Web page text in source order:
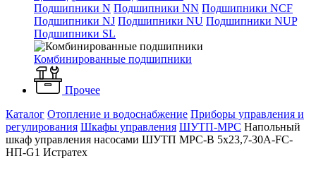
Подшипники N Подшипники NN Подшипники NCF
Подшипники NJ Подшипники NU Подшипники NUP
Подшипники SL
Комбинированные подшипники
Прочее
Каталог Отопление и водоснабжение Приборы управления и
регулирования Шкафы управления ШУТП-MPC Напольный
шкаф управления насосами ШУТП MPC-B 5x23,7-30A-FC-
HП-G1 Истратех